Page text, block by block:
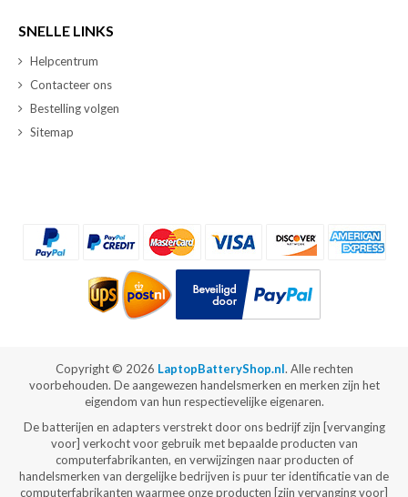
SNELLE LINKS
Helpcentrum
Contacteer ons
Bestelling volgen
Sitemap
Copyright © 2026 LaptopBatteryShop.nl. Alle rechten
voorbehouden. De aangewezen handelsmerken en merken zijn het
eigendom van hun respectievelijke eigenaren.
De batterijen en adapters verstrekt door ons bedrijf zijn [vervanging
voor] verkocht voor gebruik met bepaalde producten van
computerfabrikanten, en verwijzingen naar producten of
handelsmerken van dergelijke bedrijven is puur ter identificatie van de
computerfabrikanten waarmee onze producten [zijn vervanging voor]